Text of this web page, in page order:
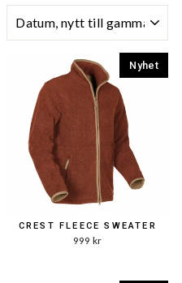
CREST FLEECE SWEATER
999 kr
Nyhet